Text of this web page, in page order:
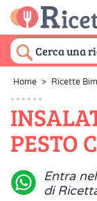
Home > Ricette
PESTO
Entra
di